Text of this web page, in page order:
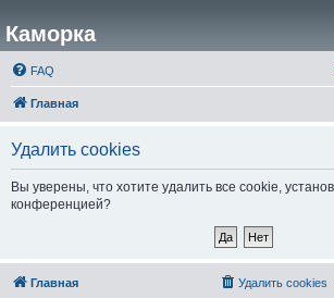
Каморка
FAQ
Главная
Удалить cookies
Вы уверены, что хотите удалить все cookie,
конференцией?
Главная Удалить cookies